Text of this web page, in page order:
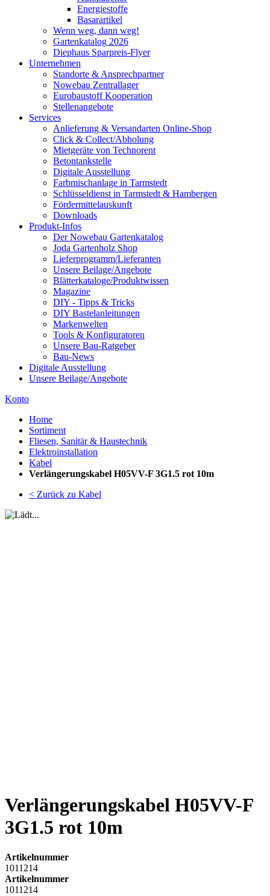
Energiestoffe
Basarartikel
Wenn weg, dann weg!
Gartenkatalog 2026
Diephaus Sparpreis-Flyer
Unternehmen
Standorte & Ansprechpartner
Nowebau Zentrallager
Eurobaustoff Kooperation
Stellenangebote
Services
Anlieferung & Versandarten Online-Shop
Click & Collect/Abholung
Mietgeräte von Technorent
Betontankstelle
Digitale Ausstellung
Farbmischanlage in Tarmstedt
Schlüsseldienst in Tarmstedt & Hambergen
Fördermittelauskunft
Downloads
Produkt-Infos
Der Nowebau Gartenkatalog
Joda Gartenholz Shop
Lieferprogramm/Lieferanten
Unsere Beilage/Angebote
Blätterkataloge/Produktwissen
Magazine
DIY - Tipps & Tricks
DIY Bastelanleitungen
Markenwelten
Tools & Konfiguratoren
Unsere Bau-Ratgeber
Bau-News
Digitale Ausstellung
Unsere Beilage/Angebote
Konto
Home
Sortiment
Fliesen, Sanitär & Haustechnik
Elektroinstallation
Kabel
Verlängerungskabel H05VV-F 3G1.5 rot 10m
< Zurück zu Kabel
Verlängerungskabel H05VV-F
3G1.5 rot 10m
Artikelnummer
1011214
Artikelnummer
1011214